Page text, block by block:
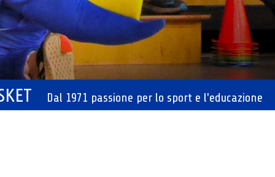
Dal 1971 passione per lo sport e l'educazione